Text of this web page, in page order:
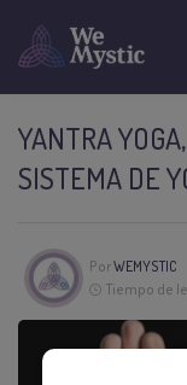
YANTRA
SISTEMA DE
PorWEMYSTIC
Tiempo de